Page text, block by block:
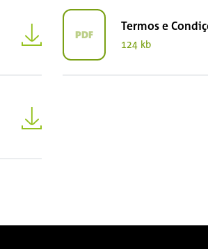
PDF
Termos e
124 kb